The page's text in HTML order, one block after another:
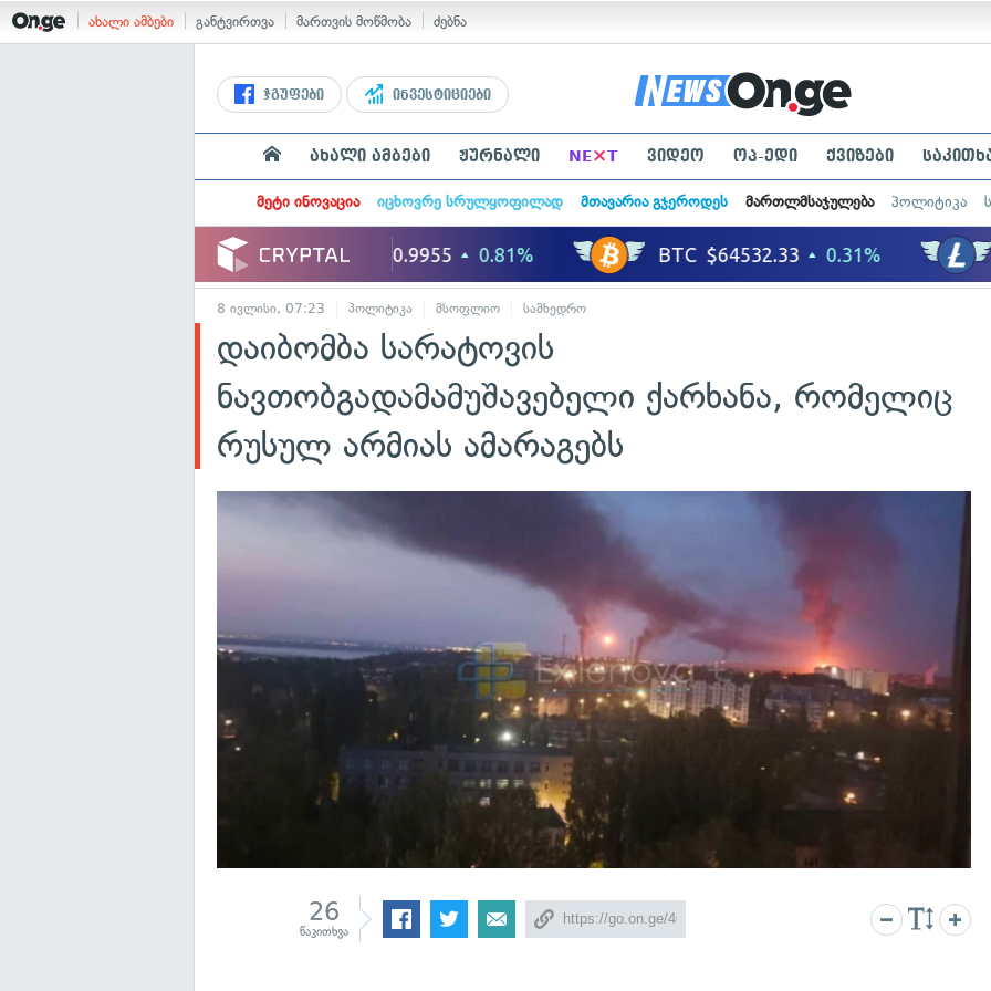
ახალი ამბები განტვირთვა მართვის მოწმობა ძებნა
ჯგუფები ინვესტიციები
ახალი ამბები ჟურნალი NE×T ვიდეო ოპ-ედი ქვიზები
მეტი ინოვაცია იცხოვრე სრულყოფილად მთავარია გჯეროდეს მართლმსაჯულება პოლიტიკა
8 ივლისი, 07:23 პოლიტიკა მსოფლიო სამხედრო
დაიბომბა სარატოვის
ნავთობგადამამუშავებელი ქარხანა, რომელიც
რუსულ არმიას ამარაგებს
26
წაკითხვა